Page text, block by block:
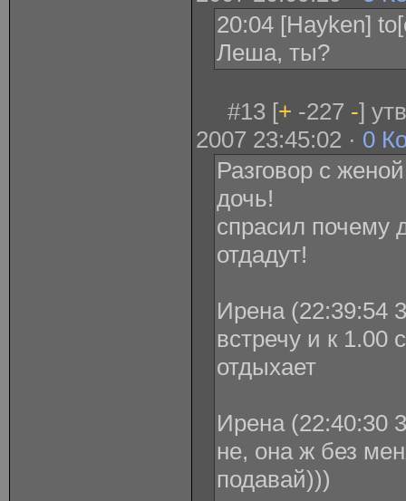
20:04 [Hayken]
Леша, ты?
#13 [+ -227 -]
2007 23:45:02 · 0
Разговор с
дочь!
спрасил почему
отдадут!
Ирена (22:39:54
встречу и к 1.00
отдыхает
Ирена (22:40:30
не, она ж без
подавай)))